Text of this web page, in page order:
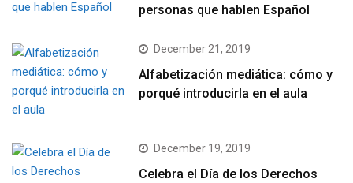
personas que hablen Español
December 21, 2019
Alfabetización mediática: cómo y
porqué introducirla en el aula
December 19, 2019
Celebra el Día de los Derechos